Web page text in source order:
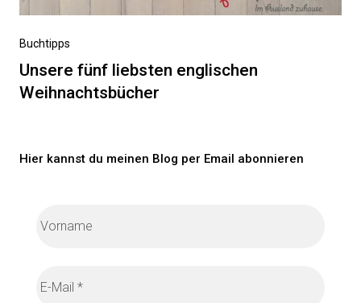
Nächster
Beitrag
Buchtipps
Unsere fünf liebsten englischen
Weihnachtsbücher
Hier kannst du meinen Blog per Email abonnieren